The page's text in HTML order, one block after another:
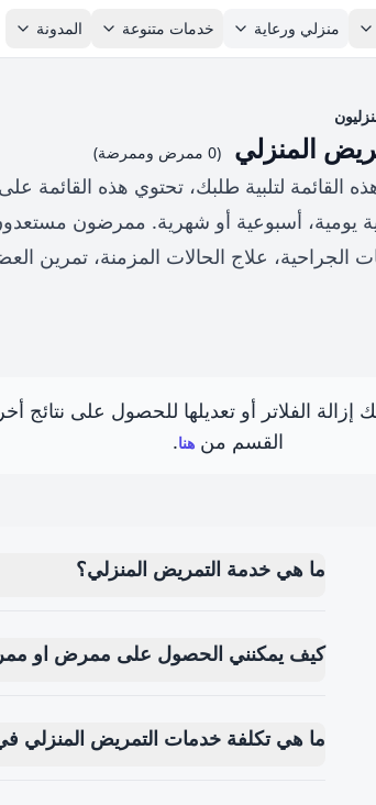
منزلي ورعاية خدمات متنوعة المدونة
المنزلي (0 ممرض وممرضة)
لتلبية طلبك، تحتوي هذه القائمة
يومية، أسبوعية أو شهرية. ممرضون
الجراحية، علاج الحالات المزمنة، تمرين
إزالة الفلاتر أو تعديلها للحصول على
القسم منهنا.
ما هي خدمة التمريض المنزلي؟
كيف يمكنني الحصول على ممرض او
ما هي تكلفة خدمات التمريض المنزلي